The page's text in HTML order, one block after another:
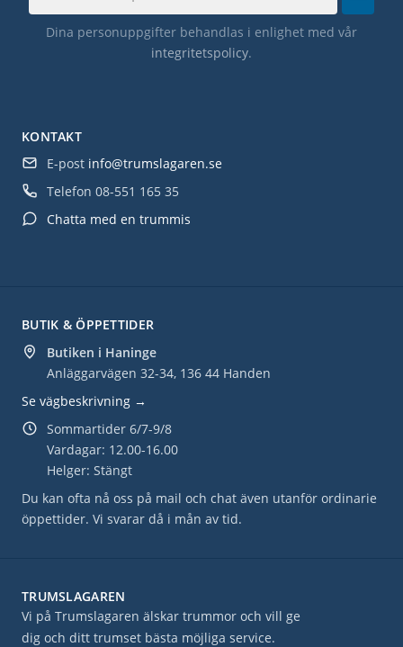
BUTIK & ÖPPETTIDER
Butiken i Haninge
Anläggarvägen 32-34, 136 44 Handen
Se vägbeskrivning →
Sommartider 6/7-9/8
Vardagar: 12.00-16.00
Helger: Stängt
Du kan ofta nå oss på mail och chat även utanför ordinarie
öppettider. Vi svarar då i mån av tid.
KONTAKT
E-post info@trumslagaren.se
Telefon 08-551 165 35
Chatta med en trummis
TRUMSLAGAREN
Vi på Trumslagaren älskar trummor och vill ge
dig och ditt trumset bästa möjliga service.
Dina personuppgifter behandlas i enlighet med vår
integritetspolicy.